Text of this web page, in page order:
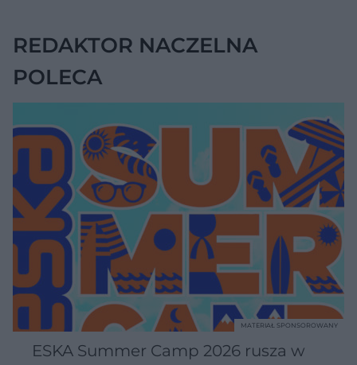
REDAKTOR NACZELNA
POLECA
ESKA Summer Camp 2026 rusza w
MATERIAŁ SPONSOROWANY